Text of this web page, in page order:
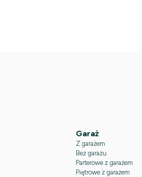
Garaż
Z garażem
Bez garażu
Parterowe z garażem
Piętrowe z garażem